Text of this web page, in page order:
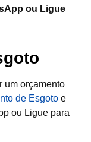
ou Ligue
um orçamento
de Esgoto e
ou Ligue para